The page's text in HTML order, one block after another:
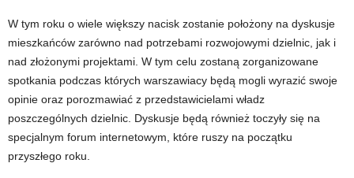
W tym roku o wiele większy nacisk zostanie położony na dyskusje
mieszkańców zarówno nad potrzebami rozwojowymi dzielnic, jak i
nad złożonymi projektami. W tym celu zostaną zorganizowane
spotkania podczas których warszawiacy będą mogli wyrazić swoje
opinie oraz porozmawiać z przedstawicielami władz
poszczególnych dzielnic. Dyskusje będą również toczyły się na
specjalnym forum internetowym, które ruszy na początku
przyszłego roku.